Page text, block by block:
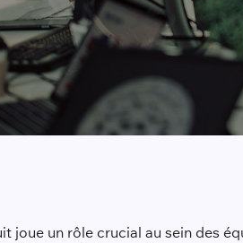
joue un rôle crucial au sein des